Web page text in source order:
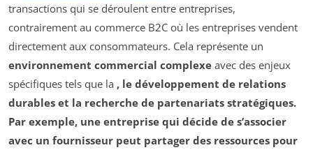
transactions qui se déroulent entre entreprises,
contrairement au commerce B2C où les entreprises vendent
directement aux consommateurs. Cela représente un
environnement commercial complexe avec des enjeux
spécifiques tels que la , le développement de relations
durables et la recherche de partenariats stratégiques.
Par exemple, une entreprise qui décide de s’associer
avec un fournisseur peut partager des ressources pour